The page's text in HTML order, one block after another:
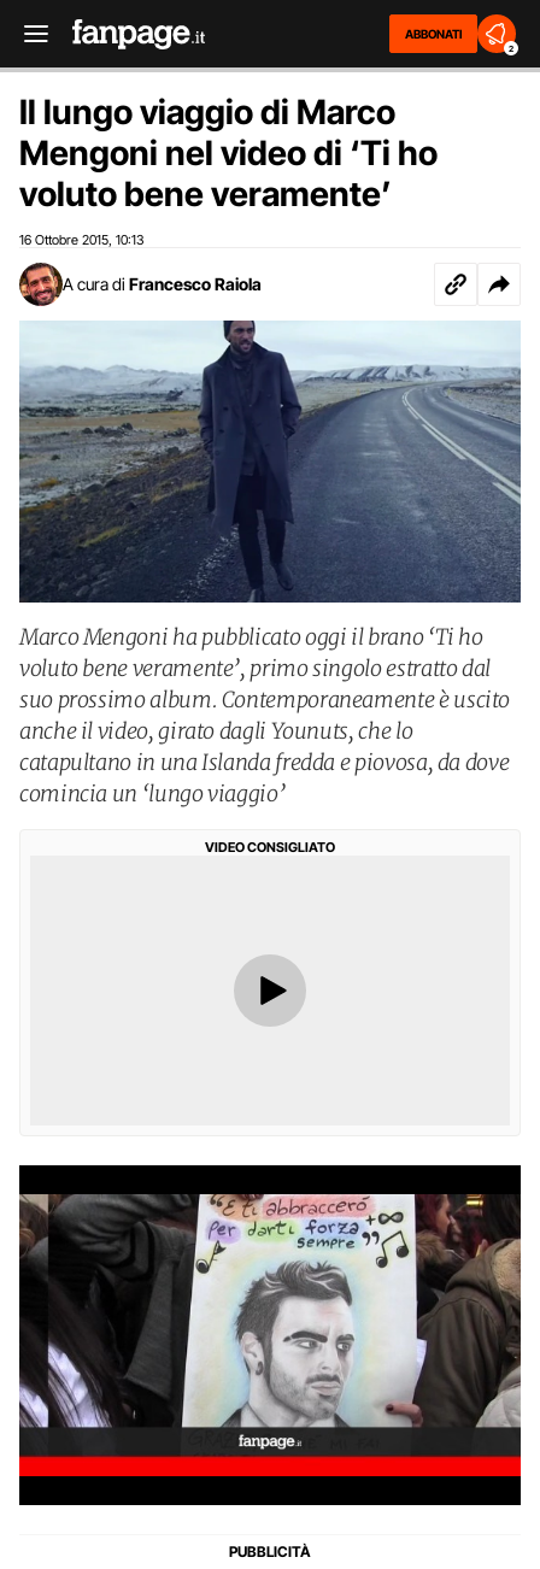
ABBONATI
2
Il lungo viaggio di Marco
Mengoni nel video di ‘Ti ho
voluto bene veramente’
16 Ottobre 2015 10:13
A cura di Francesco Raiola
Marco Mengoni ha pubblicato oggi il brano ‘Ti ho
voluto bene veramente’, primo singolo estratto dal
suo prossimo album. Contemporaneamente è uscito
anche il video, girato dagli Younuts, che lo
catapultano in una Islanda fredda e piovosa, da dove
comincia un ‘lungo viaggio’
VIDEO CONSIGLIATO